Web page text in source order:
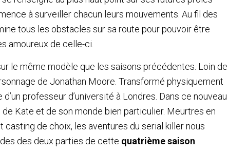
à surveiller chacun leurs mouvements. Au fil des
tous les obstacles sur sa route pour pouvoir être
amoureux de celle-ci.
le même modèle que les saisons précédentes. Loin de
de Jonathan Moore. Transformé physiquement
professeur d’université à Londres. Dans ce nouveau
Kate et de son monde bien particulier. Meurtres en
casting de choix, les aventures du serial killer nous
des deux parties de cette quatrième saison